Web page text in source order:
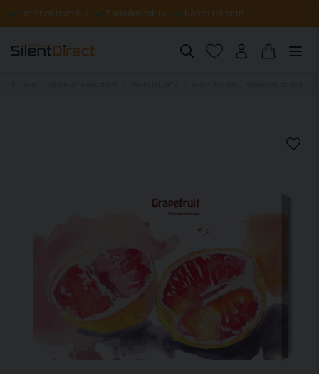
Ilmainen toimitus 5 vuoden takuu Nopea toimitus